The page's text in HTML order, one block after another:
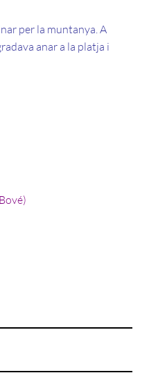
per la muntanya. A
anar a la platja i